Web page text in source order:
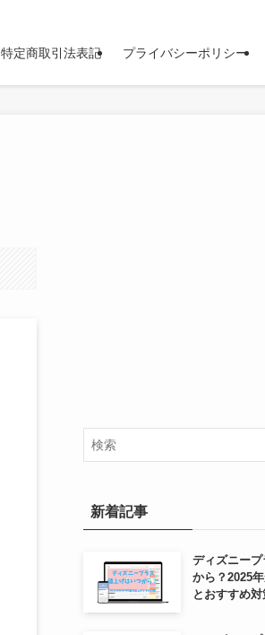
特定商取引法表記 プライバシーポリシー
新着記事
ディズニー
から？2025
とおすすめ対